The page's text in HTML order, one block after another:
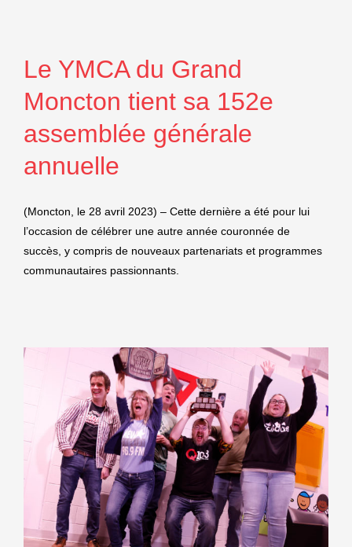
Le YMCA du Grand
Moncton tient sa 152e
assemblée générale
annuelle
(Moncton, le 28 avril 2023) – Cette dernière a été pour lui
l’occasion de célébrer une autre année couronnée de
succès, y compris de nouveaux partenariats et programmes
communautaires passionnants.